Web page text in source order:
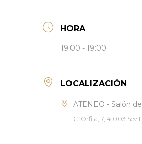
HORA
19:00 - 19:00
LOCALIZACIÓN
ATENEO - Salón
C. Orfila, 7, 41003